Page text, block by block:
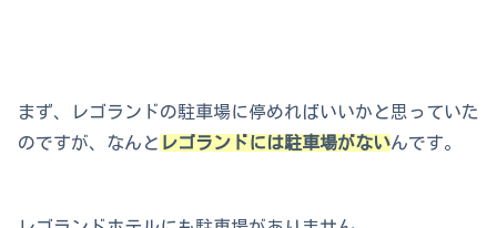
まず、レゴランドの駐車場に停めればいいかと思っていた
のですが、なんと レゴランドには駐車場がないんです。